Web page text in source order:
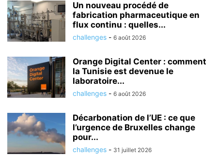
Un nouveau procédé de
fabrication pharmaceutique en
flux continu : quelles...
challenges - 6 août 2026
Orange Digital Center : comment
la Tunisie est devenue le
laboratoire...
challenges - 6 août 2026
Décarbonation de l’UE : ce que
l’urgence de Bruxelles change
pour...
challenges - 31 juillet 2026